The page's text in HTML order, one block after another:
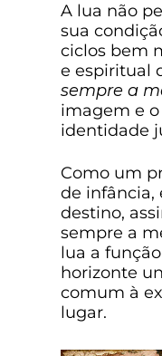
A lua não
sua
ciclos bem
e espiritual
sempre a
imagem e
identidade
Como um
de infância,
destino,
sempre a
lua a
horizonte
comum à
lugar.